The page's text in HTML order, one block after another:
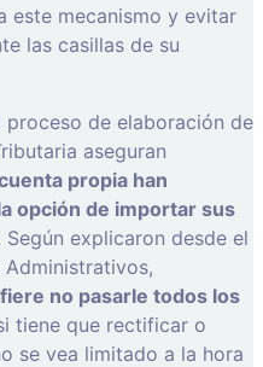
este mecanismo y evitar
las casillas de su
de elaboración de
aseguran
propia han
opción de importar sus
explicaron desde el
Administrativos,
no pasarle todos los
tiene que rectificar o
se vea limitado a la hora